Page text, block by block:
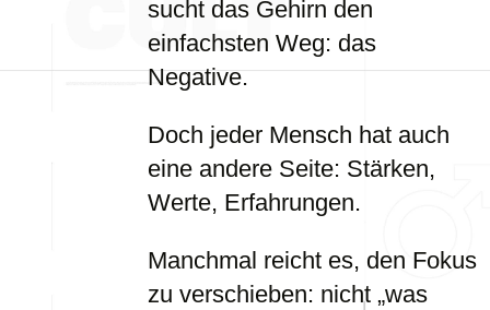
sucht das Gehirn den
einfachsten Weg: das
Negative.
Doch jeder Mensch hat auch
eine andere Seite: Stärken,
Werte, Erfahrungen.
Manchmal reicht es, den Fokus
zu verschieben: nicht „was